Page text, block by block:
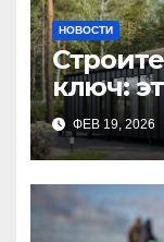
НОВОСТИ
ключ:
ФЕВ 19, 2026